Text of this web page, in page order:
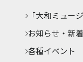
「大和ミュー
お知らせ・新
各種イベント